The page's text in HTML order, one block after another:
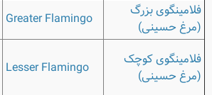
فلامینگوی بزرگ
(مرغ حسینی)
Greater Flamingo
فلامینگوی کوچک
(مرغ حسینی)
Lesser Flamingo